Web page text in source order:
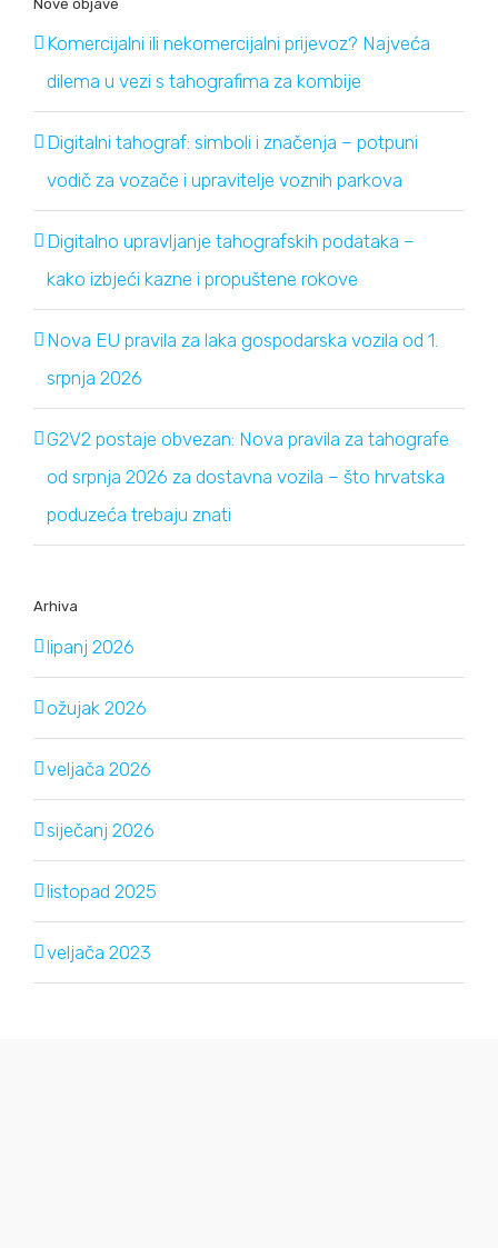
Nove objave
Komercijalni ili nekomercijalni prijevoz? Najveća
dilema u vezi s tahografima za kombije
Digitalni tahograf: simboli i značenja – potpuni
vodič za vozače i upravitelje voznih parkova
Digitalno upravljanje tahografskih podataka –
kako izbjeći kazne i propuštene rokove
Nova EU pravila za laka gospodarska vozila od 1.
srpnja 2026
G2V2 postaje obvezan: Nova pravila za tahografe
od srpnja 2026 za dostavna vozila – što hrvatska
poduzeća trebaju znati
Arhiva
lipanj 2026
ožujak 2026
veljača 2026
siječanj 2026
listopad 2025
veljača 2023